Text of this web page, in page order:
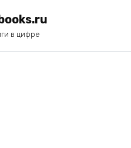
в цифре